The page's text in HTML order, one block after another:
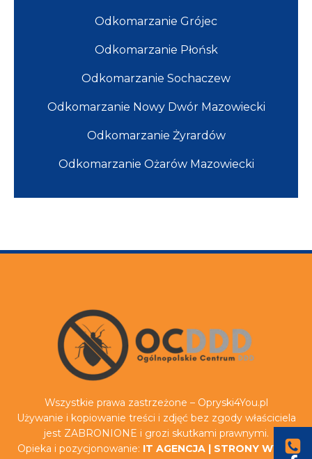
Odkomarzanie Grójec
Odkomarzanie Płońsk
Odkomarzanie Sochaczew
Odkomarzanie Nowy Dwór Mazowiecki
Odkomarzanie Żyrardów
Odkomarzanie Ożarów Mazowiecki
Wszystkie prawa zastrzeżone – Opryski4You.pl
Używanie i kopiowanie treści i zdjęć bez zgody właściciela
jest ZABRONIONE i grozi skutkami prawnymi.
Opieka i pozycjonowanie: IT AGENCJA| STRONY WWW